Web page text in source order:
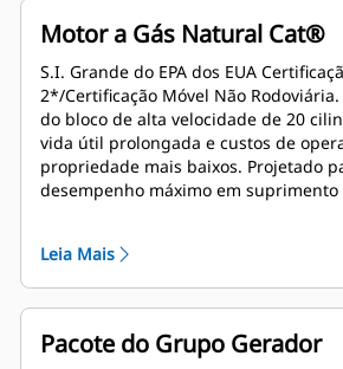
Motor a Gás Natural Cat®
S.I. Grande do EPA dos EUA
2*/Certificação Móvel Não
do bloco de alta velocidade de 20
vida útil prolongada e custos de
propriedade mais baixos. Projetado
desempenho máximo em
Leia Mais
Pacote do Grupo Gerador